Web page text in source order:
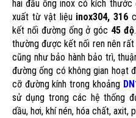
hai đầu ống inox có kích thước
xuất từ vật liệu inox304, 316
kết nối đường ống ở góc 45 độ.
thường được kết nối ren nên
cũng như bảo hành bảo trì,
đường ống có không gian hoạt
cỡ đường kính trong khoảng
sử dụng trong các hệ thống
dầu, hơi, khí nén, hóa chất, axit,